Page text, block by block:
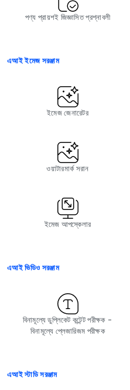
পণ্য প্রায়শই জিজ্ঞাসিত প্রশ্নাবলী
এআই ইমেজ সরঞ্জাম
ইমেজ জেনারেটর
ওয়াটারমার্ক সরান
ইমেজ আপস্কেলার
এআই ভিডিও সরঞ্জাম
বিনামূল্যে ডুপ্লিকেট কন্টেন্ট পরীক্ষক -
বিনামূল্যে প্লেজারিজম পরীক্ষক
এআই স্টাডি সরঞ্জাম